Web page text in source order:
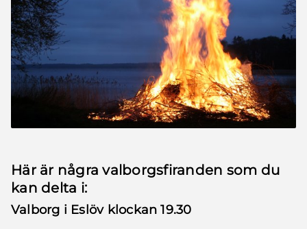
Här är några valborgsfiranden som du
kan delta i:
Valborg i Eslöv klockan 19.30